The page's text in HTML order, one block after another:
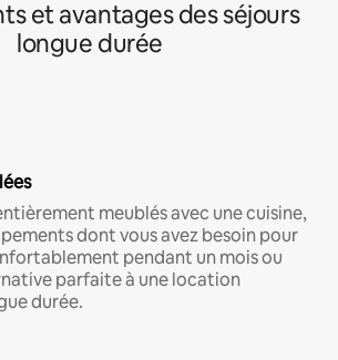
et avantages des séjours
longue durée
meublés avec une cuisine,
dont vous avez besoin pour
pendant un mois ou
parfaite à une location
durée.